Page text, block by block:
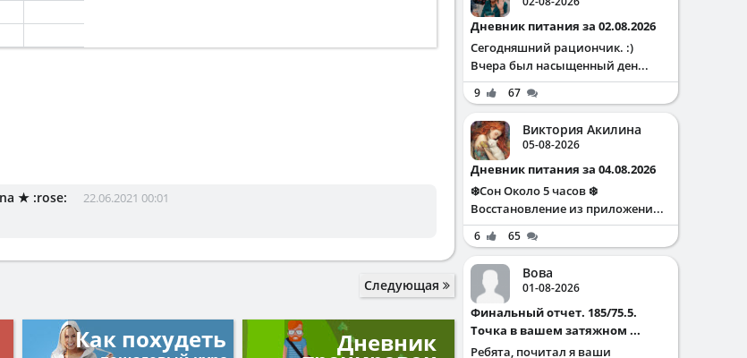
★ :rose: 22.06.2021 00:01
Следующая
Как похудеть Дневник
Дневник питания за 02.08.2026
Сегодняшний рациончик. :)
Вчера был насыщенный ден...
9 67
Виктория Акилина
05-08-2026
Дневник питания за 04.08.2026
❄️Сон Около 5 часов ❄️
Восстановление из приложени...
6 65
Вова
01-08-2026
Финальный отчет. 185/75.5.
Точка в вашем затяжном ...
Ребята, почитал я ваши